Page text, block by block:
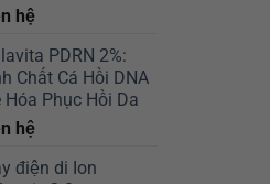
hệ
PDRN 2%:
Chất Cá Hồi DNA
Hóa Phục Hồi Da
hệ
điện di Ion